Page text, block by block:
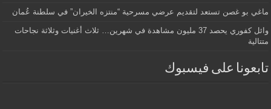
ماغي بو غصن تستعد لتقديم عرضي مسرحية “منتزه الخيران” في سلطنة عُمان
وائل كفوري يحصد 37 مليون مشاهدة في شهرين… ثلاث أغنيات وثلاثة نجاحات
متتالية
تابعونا على فيسبوك